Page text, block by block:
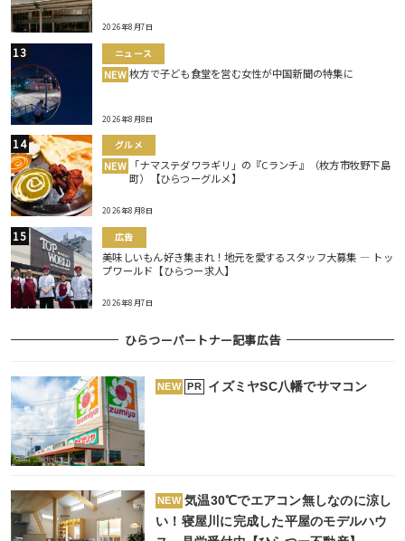
2026年8月7日
ニュース
NEW 枚方で子ども食堂を営む女性が中国新聞の特集に
2026年8月8日
グルメ
NEW
「ナマステダワラギリ」の『Cランチ』（枚方市牧野下島
町）【ひらつーグルメ】
2026年8月8日
広告
美味しいもん好き集まれ！地元を愛するスタッフ大募集 ― トッ
プワールド【ひらつー求人】
2026年8月7日
ひらつーパートナー記事広告
NEW PR イズミヤSC八幡でサマコン
NEW 気温30℃でエアコン無しなのに涼し
い！寝屋川に完成した平屋のモデルハウ